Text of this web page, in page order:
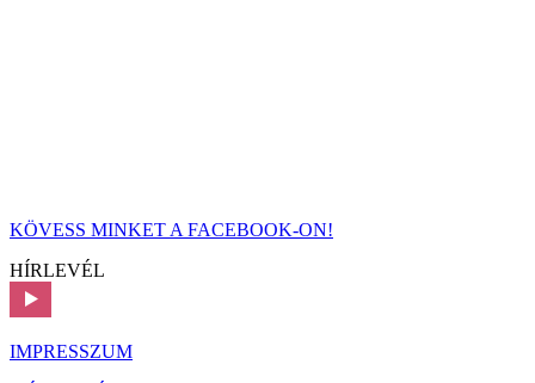
KÖVESS MINKET A FACEBOOK-ON!
HÍRLEVÉL
IMPRESSZUM